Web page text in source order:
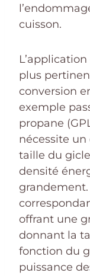
cuisson.
plus
conversion
exemple
propane
nécessite
taille du
densité
offrant une
donnant la
fonction du
puissance